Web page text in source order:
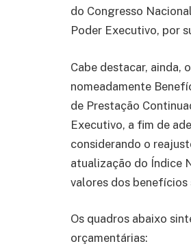
do Congresso
Poder Executivo, por
Cabe destacar, ainda,
nomeadamente
de Prestação
Executivo, a fim de
considerando o
atualização do Índice
valores dos benefícios
Os quadros abaixo
orçamentárias: